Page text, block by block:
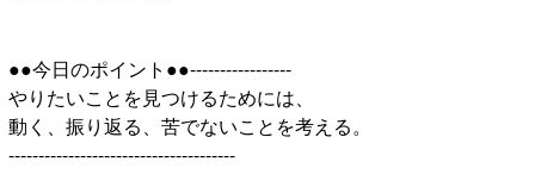
●●今日のポイント●●-----------------
やりたいことを見つけるためには、
動く、振り返る、苦でないことを考える。
--------------------------------------